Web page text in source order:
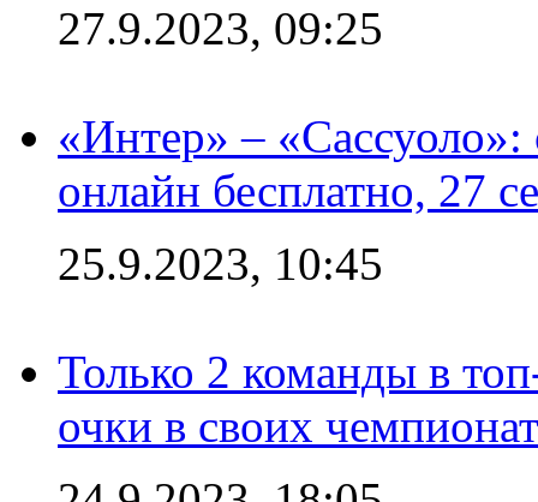
27.9.2023, 09:25
«Интер» –
онлайн бесплатно, 27
25.9.2023, 10:45
Только 2 команды в
очки в своих